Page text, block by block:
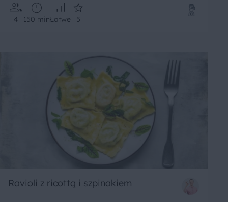
4 150 minŁatwe 5
Ravioli z ricottą i szpinakiem